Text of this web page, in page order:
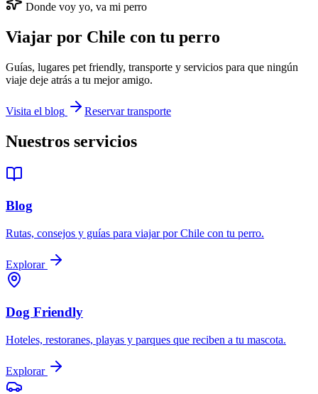
Donde voy yo, va mi perro
Viajar por Chile con tu perro
Guías, lugares pet friendly, transporte y servicios para que ningún
viaje deje atrás a tu mejor amigo.
Visita el blog Reservar transporte
Nuestros servicios
Blog
Rutas, consejos y guías para viajar por Chile con tu perro.
Explorar
Dog Friendly
Hoteles, restoranes, playas y parques que reciben a tu mascota.
Explorar